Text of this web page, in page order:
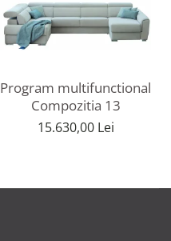
Program multifunctional
Compozitia 13
15.630,00 Lei